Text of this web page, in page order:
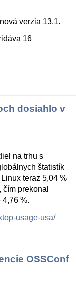
verzia 13.1.
16
dosiahlo v
na trhu s
štatistík
teraz 5,04 %
prekonal
4,76 %.
usage-usa/
OSSConf